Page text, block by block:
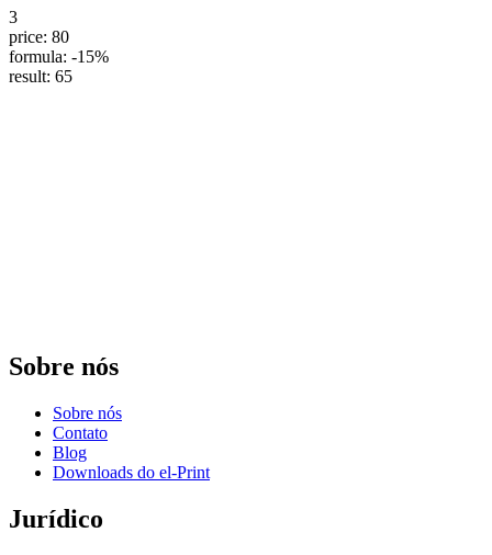
3
price: 80
formula: -15%
result: 65
Sobre nós
Sobre nós
Contato
Blog
Downloads do el-Print
Jurídico